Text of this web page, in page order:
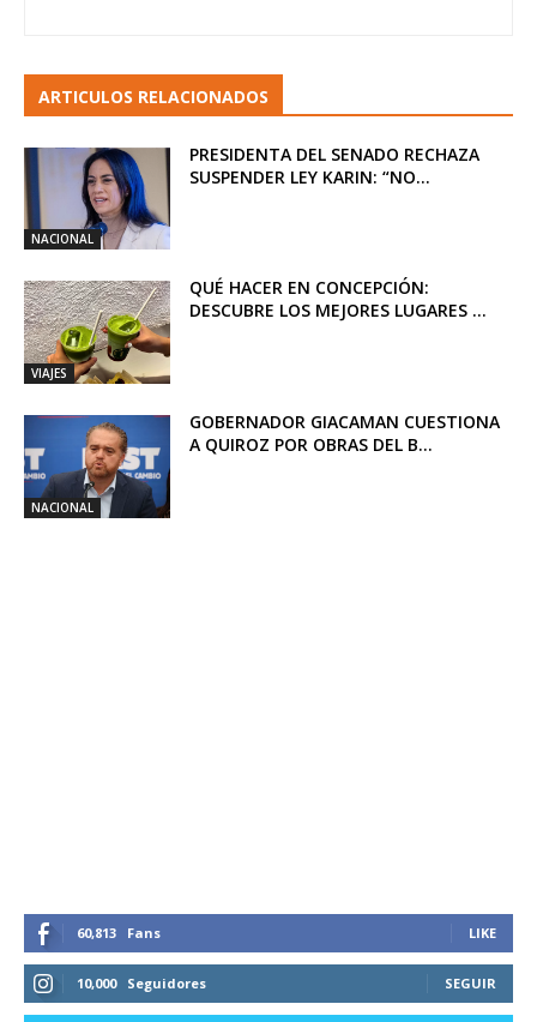
ARTICULOS RELACIONADOS
NACIONAL
PRESIDENTA DEL SENADO RECHAZA
SUSPENDER LEY KARIN: “NO...
VIAJES
QUÉ HACER EN CONCEPCIÓN:
DESCUBRE LOS MEJORES LUGARES ...
NACIONAL
GOBERNADOR GIACAMAN CUESTIONA
A QUIROZ POR OBRAS DEL B...
60,813 Fans LIKE
10,000 Seguidores SEGUIR